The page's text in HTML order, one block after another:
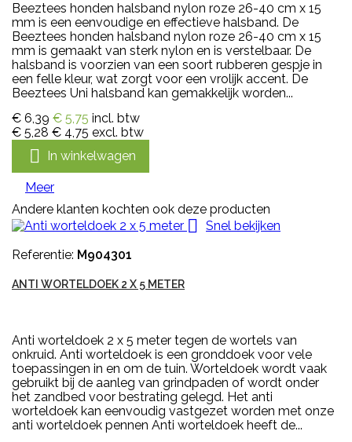
Beeztees honden halsband nylon roze 26-40 cm x 15
mm is een eenvoudige en effectieve halsband. De
Beeztees honden halsband nylon roze 26-40 cm x 15
mm is gemaakt van sterk nylon en is verstelbaar. De
halsband is voorzien van een soort rubberen gespje in
een felle kleur, wat zorgt voor een vrolijk accent. De
Beeztees Uni halsband kan gemakkelijk worden...
€ 6,39 € 5,75 incl. btw
€ 5,28 € 4,75 excl. btw
 In winkelwagen
Meer
Andere klanten kochten ook deze producten

Snel bekijken
Referentie: M904301
ANTI WORTELDOEK 2 X 5 METER
Anti worteldoek 2 x 5 meter tegen de wortels van
onkruid. Anti worteldoek is een gronddoek voor vele
toepassingen in en om de tuin. Worteldoek wordt vaak
gebruikt bij de aanleg van grindpaden of wordt onder
het zandbed voor bestrating gelegd. Het anti
worteldoek kan eenvoudig vastgezet worden met onze
anti worteldoek pennen Anti worteldoek heeft de...